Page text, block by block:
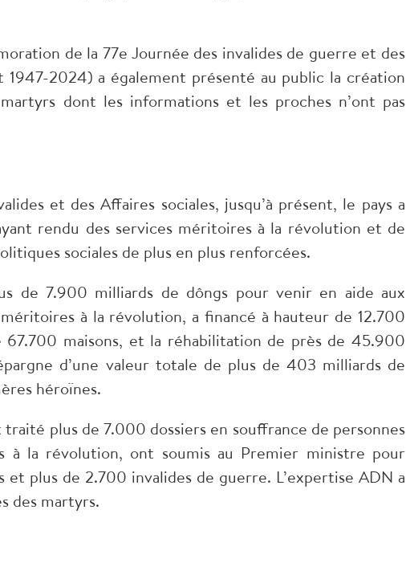
de la 77e Journée des invalides de guerre et des
2024) a également présenté au public la création
dont les informations et les proches n’ont pas
et des Affaires sociales, jusqu’à présent, le pays a
rendu des services méritoires à la révolution et de
sociales de plus en plus renforcées.
de 7.900 milliards de dôngs pour venir en aide aux
à la révolution, a financé à hauteur de 12.700
maisons, et la réhabilitation de près de 45.900
d’une valeur totale de plus de 403 milliards de
héroïnes.
plus de 7.000 dossiers en souffrance de personnes
à la révolution, ont soumis au Premier ministre pour
plus de 2.700 invalides de guerre. L’expertise ADN a
des martyrs.